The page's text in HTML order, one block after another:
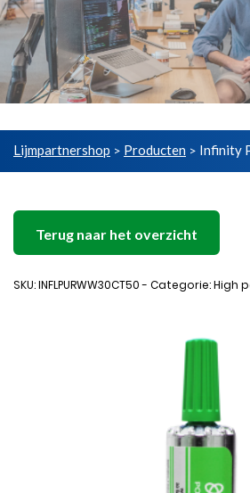
Lijmpartnershop > Producten > Infinity
Terug naar het overzicht
SKU: INFLPURWW30CT50 - Categorie: